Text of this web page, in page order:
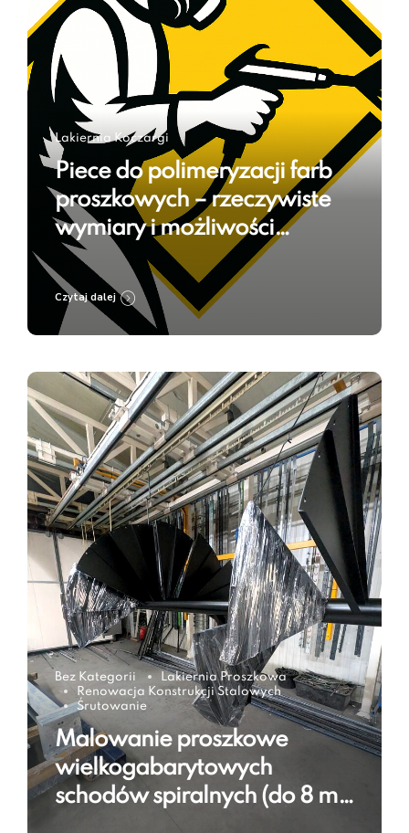
Lakiernia Koczargi
Piece do polimeryzacji farb
proszkowych – rzeczywiste
wymiary i możliwości
Lakierni Koczargi
Czytaj dalej
Bez Kategorii
Lakiernia Proszkowa
Renowacja Konstrukcji Stalowych
Śrutowanie
Malowanie proszkowe
wielkogabarytowych
schodów spiralnych (do 8 m)